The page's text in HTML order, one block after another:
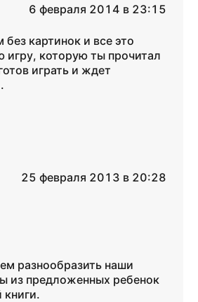
6 февраля 2014 в 23:15
картинок и все это
игру, которую ты прочитал
играть и ждет
25 февраля 2013 в 20:28
разнообразить наши
из предложенных ребенок
книги.